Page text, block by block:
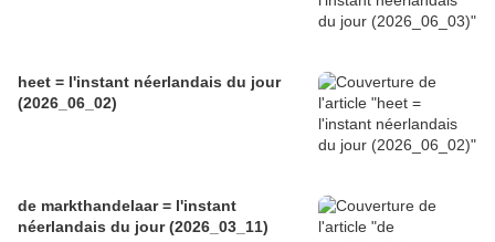
heet = l'instant néerlandais du jour
(2026_06_02)
de markthandelaar = l'instant
néerlandais du jour (2026_03_11)